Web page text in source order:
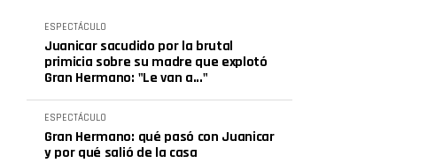
ESPECTÁCULO
Juanicar sacudido por la brutal
primicia sobre su madre que explotó
Gran Hermano: "Le van a..."
ESPECTÁCULO
Gran Hermano: qué pasó con Juanicar
y por qué salió de la casa